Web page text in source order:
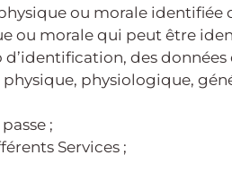
ou morale identifiée
ou morale qui peut être
des données
physiologique,
;
Services ;